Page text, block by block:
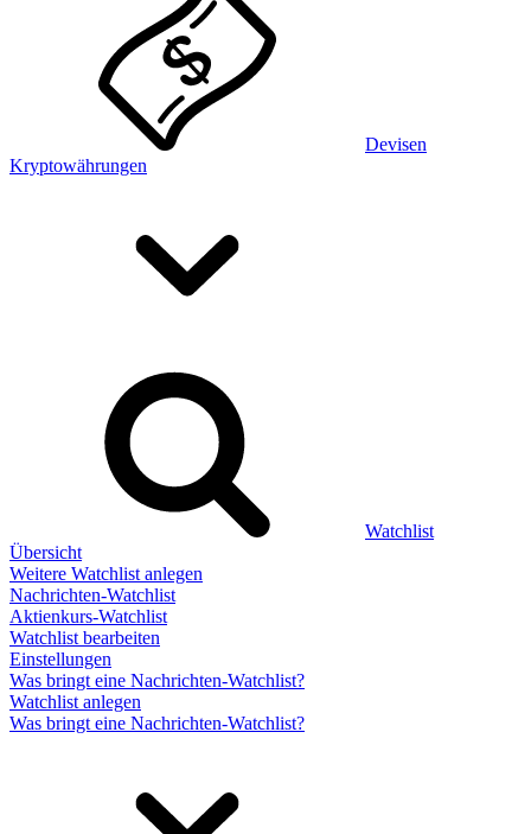
Devisen
Kryptowährungen
Watchlist
Übersicht
Weitere Watchlist anlegen
Nachrichten-Watchlist
Aktienkurs-Watchlist
Watchlist bearbeiten
Einstellungen
Was bringt eine Nachrichten-Watchlist?
Watchlist anlegen
Was bringt eine Nachrichten-Watchlist?